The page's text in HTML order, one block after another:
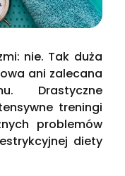
nie. Tak duża
ani zalecana
Drastyczne
treningi
problemów
diety